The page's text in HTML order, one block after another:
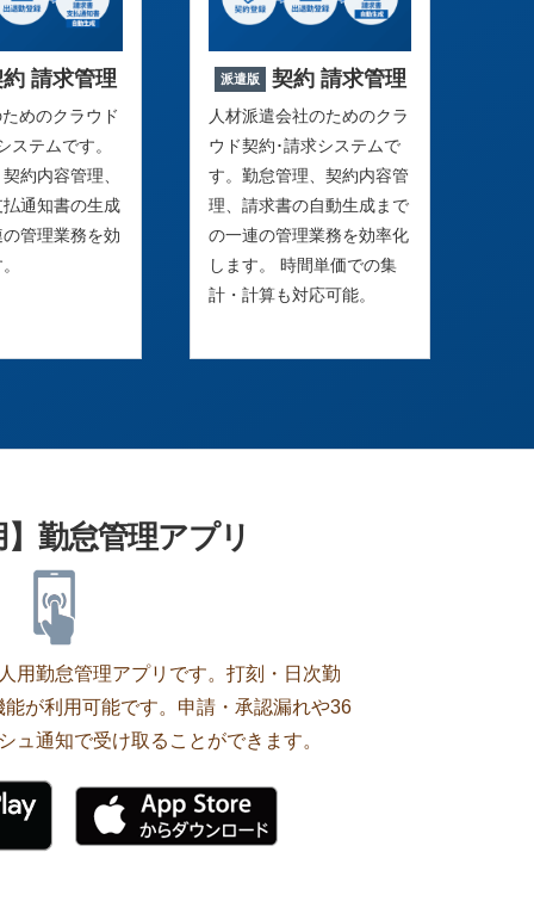
請求管理
めのクラウド
ステムです。
約内容管理、
通知書の生成
管理業務を効
派遣版 契約 請求管理
人材派遣会社のためのクラ
ウド契約･請求システムで
す。勤怠管理、契約内容管
理、請求書の自動生成まで
の一連の管理業務を効率化
します。 時間単価での集
計・計算も対応可能。
勤怠管理アプリ
用勤怠管理アプリです。打刻・日次勤
が利用可能です。申請・承認漏れや36
ュ通知で受け取ることができます。